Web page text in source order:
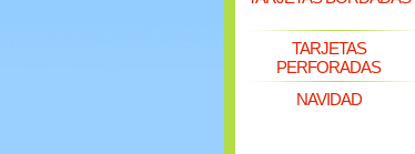
TARJETAS
PERFORADAS
NAVIDAD